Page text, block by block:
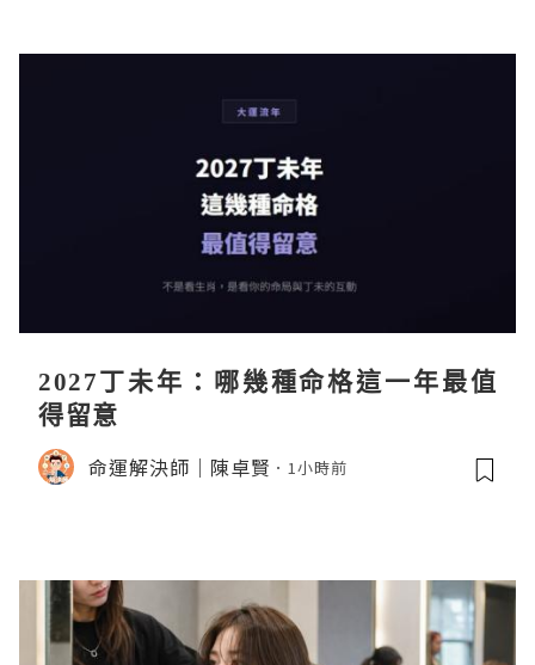
2027丁未年：哪幾種命格這一年最值
得留意
命運解決師｜陳卓賢 1小時前